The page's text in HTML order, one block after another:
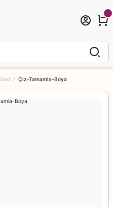
Çiz-Tamamla-Boya